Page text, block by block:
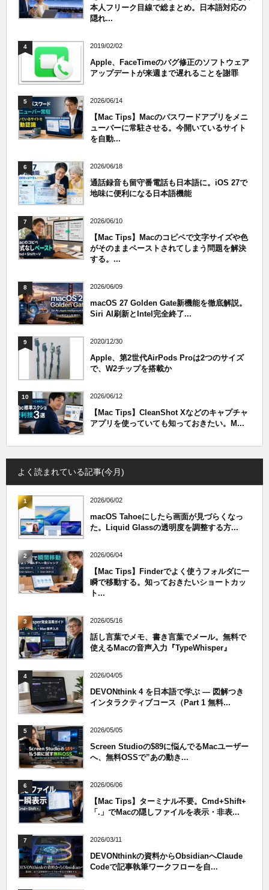
本人フリーク目線で総まとめ。日本語対応の
隠れ...
4 2019/02/02
Apple、FaceTimeのバグ修正のソフトウェア
アップデートが来週まで遅れることを謝罪
5 2026/06/14
【Mac Tips】Macのパスワードアプリをメニ
ューバーに常駐させる。今開いているサイト
を自動...
6 2026/06/18
通話録音も留守番電話も日本語に。iOS 27で
地味に便利になる日本語機能
7 2026/06/10
【Mac Tips】Macのコピペで文字サイズや色
がそのままペーストされてしまう問題を解決
する。...
8 2026/06/09
macOS 27 Golden Gate新機能を徹底解説。
Siri AI刷新とIntel完全終了...
9 2020/12/30
Apple、第2世代AirPods Proは2つのサイズ
で、W2チップを搭載か
10 2026/06/12
【Mac Tips】CleanShot Xなどのキャプチャ
アプリを使っていても知っておきたい。M...
よく読まれている記事(今月)
1 2026/06/02
macOS Tahoeにしたら画面が見づらくなっ
た。Liquid Glassの透明度を調整する方...
2 2026/06/04
【Mac Tips】Finderでよく使うフォルダに一
瞬で移動する。知っておきたいショートカッ
ト...
3 2026/05/16
話し言葉でメモ、書き言葉でメール。無料で
使えるMacの音声入力『TypeWhisper』
4 2026/04/05
DEVONthink 4 を日本語で学ぶ — 図解つき
インタラクティブコース（Part 1 無料...
5 2026/05/05
Screen Studioの$89に悩んでるMacユーザー
へ、無料OSSで”あの動き...
6 2026/06/06
【Mac Tips】ターミナル不要。Cmd+Shift+
「.」でMacの隠しファイルを表示・非表...
7 2026/03/11
DEVONthinkの資料からObsidianへClaude
Codeで記事執筆ワークフローを自...